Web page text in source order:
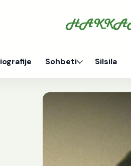
Sohbeti Silsila